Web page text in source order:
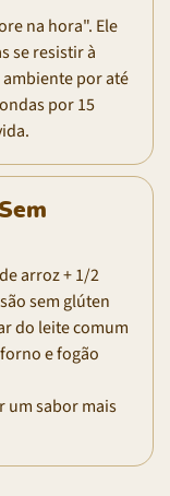
na hora". Ele
se resistir à
por até
por 15
arroz + 1/2
sem glúten
do leite comum
e fogão
um sabor mais